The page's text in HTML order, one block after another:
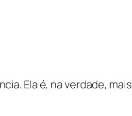
Ela é, na verdade, mais